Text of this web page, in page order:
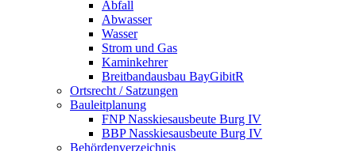
Abfall
Abwasser
Wasser
Strom und Gas
Kaminkehrer
Breitbandausbau BayGibitR
Ortsrecht / Satzungen
Bauleitplanung
FNP Nasskiesausbeute Burg IV
BBP Nasskiesausbeute Burg IV
Behördenverzeichnis